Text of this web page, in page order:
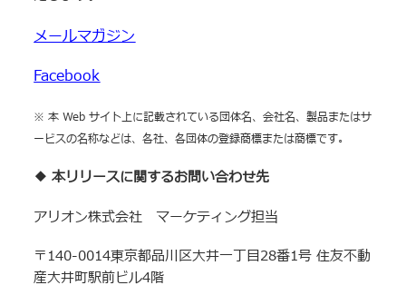
メールマガジン
Facebook
※ 本 Web サイト上に記載されている団体名、会社名、製品またはサ
ービスの名称などは、各社、各団体の登録商標または商標です。
◆ 本リリースに関するお問い合わせ先
アリオン株式会社 マーケティング担当
〒140-0014東京都品川区大井一丁目28番1号 住友不動
産大井町駅前ビル4階